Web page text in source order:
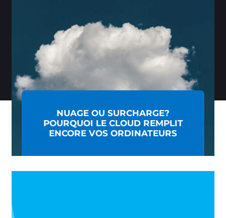
NUAGE OU SURCHARGE?
POURQUOI LE CLOUD REMPLIT
ENCORE VOS ORDINATEURS